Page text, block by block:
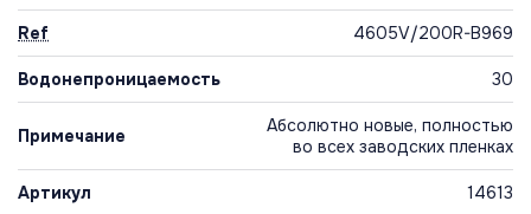
Ref 4605V/200R-B969
Водонепроницаемость 30
Примечание
Абсолютно новые, полностью
во всех заводских пленках
Артикул 14613